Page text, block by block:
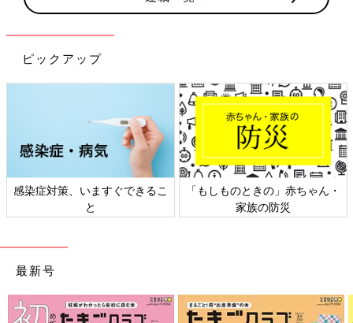
子育て中は、美容院もなかなか行けないですよね。
私の場合、次女出産直前に思いっきり短くカット！ その後、次
女が10か月の時と１歳４か月の時に行きましたが、のんびりはで
きないのでカットのみ。
といっても、家族以外の人に預けるのはこれが初めて。
あまり人見知りはしませんが、初めての場所・初めての人。大丈
夫かなぁ…。
ピックアップ
感染症対策、いますぐできるこ
と
「もしものときの」赤ちゃん・
家族の防災
最新号